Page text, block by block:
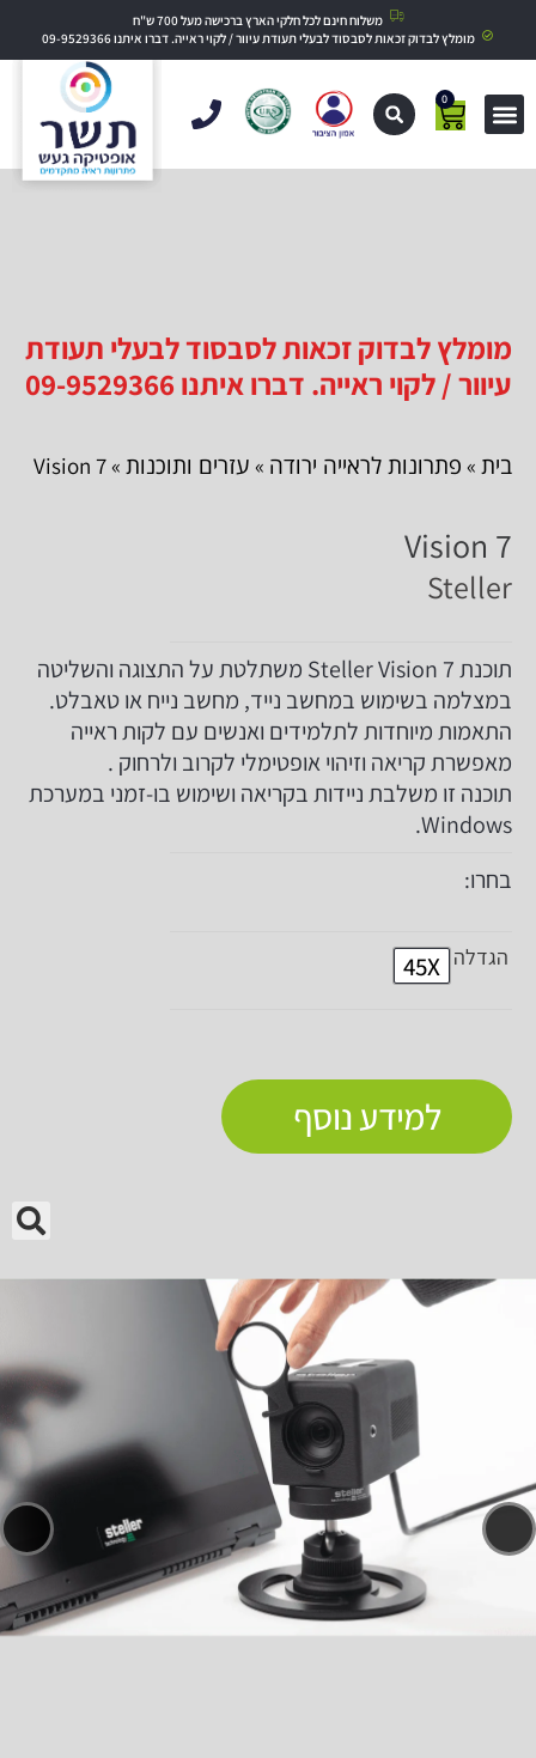
משלוח חינם לכל חלקי הארץ ברכישה מעל 700 ש"ח
מומלץ לבדוק זכאות לסבסוד לבעלי תעודת עיוור / לקוי ראייה. דברו איתנו 09-9529366
0
מומלץ לבדוק זכאות לסבסוד לבעלי תעודת
עיוור / לקוי ראייה. דברו איתנו 09-9529366
בית » פתרונות לראייה ירודה » עזרים ותוכנות » Vision 7
Vision 7
Steller
תוכנת Steller Vision 7 משתלטת על התצוגה והשליטה
במצלמה בשימוש במחשב נייד, מחשב נייח או טאבלט.
התאמות מיוחדות לתלמידים ואנשים עם לקות ראייה
מאפשרת קריאה וזיהוי אופטימלי לקרוב ולרחוק .
תוכנה זו משלבת ניידות בקריאה ושימוש בו-זמני במערכת
Windows.
בחרו:
הגדלה 45X
למידע נוסף